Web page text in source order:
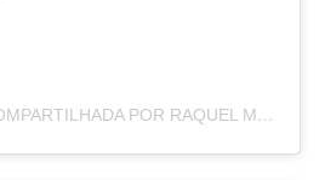
UMA PUBLICAÇÃO COMPARTILHADA POR RAQUEL MOREIRA (@BYRAQUELMOREIRA)